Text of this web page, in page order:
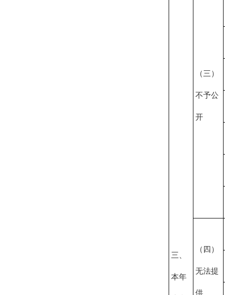
三、
本年
（三）
不予公
开
（四）
无法提
供